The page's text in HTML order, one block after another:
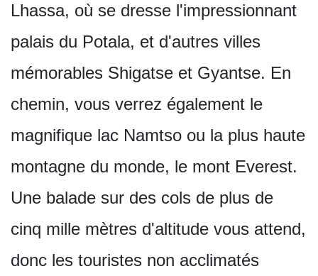
Lhassa, où se dresse l'impressionnant
palais du Potala, et d'autres villes
mémorables Shigatse et Gyantse. En
chemin, vous verrez également le
magnifique lac Namtso ou la plus haute
montagne du monde, le mont Everest.
Une balade sur des cols de plus de
cinq mille mètres d'altitude vous attend,
donc les touristes non acclimatés